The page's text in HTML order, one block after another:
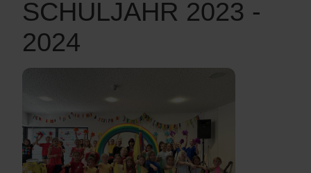
SCHULJAHR 2023 -
2024